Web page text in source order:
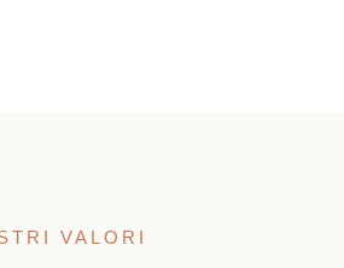
VALORI